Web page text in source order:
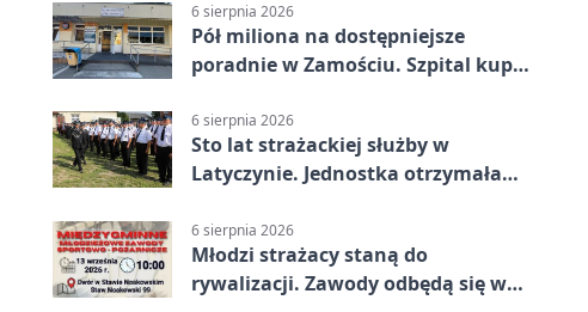
6 sierpnia 2026
Pół miliona na dostępniejsze
poradnie w Zamościu. Szpital kupi
6 sierpnia 2026
Sto lat strażackiej służby w
Latyczynie. Jednostka otrzymała
6 sierpnia 2026
Młodzi strażacy staną do
rywalizacji. Zawody odbędą się w